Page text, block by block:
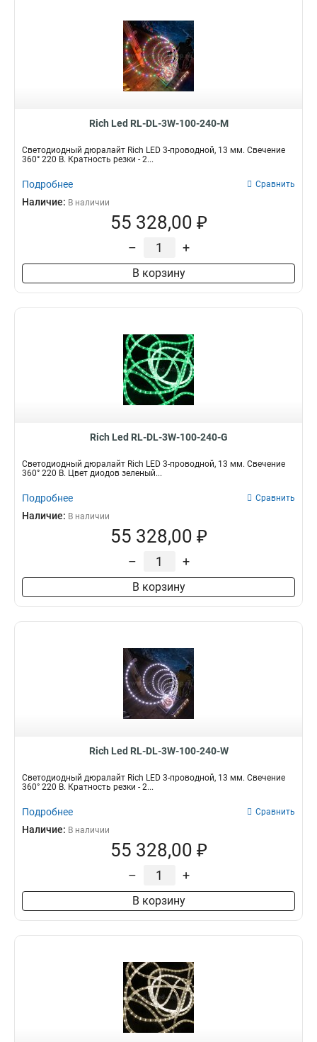
Rich Led RL-DL-3W-100-240-M
Светодиодный дюралайт Rich LED 3-проводной, 13 мм. Свечение
360° 220 В. Кратность резки - 2...
Подробнее Сравнить
Наличие: В наличии
55 328,00 ₽
– +
В корзину
Rich Led RL-DL-3W-100-240-G
Светодиодный дюралайт Rich LED 3-проводной, 13 мм. Свечение
360° 220 В. Цвет диодов зеленый...
Подробнее Сравнить
Наличие: В наличии
55 328,00 ₽
– +
В корзину
Rich Led RL-DL-3W-100-240-W
Светодиодный дюралайт Rich LED 3-проводной, 13 мм. Свечение
360° 220 В. Кратность резки - 2...
Подробнее Сравнить
Наличие: В наличии
55 328,00 ₽
– +
В корзину